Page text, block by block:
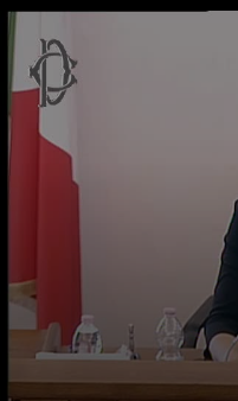
Vai al contenuto principale
WebTV
Vai al menu di navigazione
Contenuto
Fine contenuto
Vai al contenuto principale